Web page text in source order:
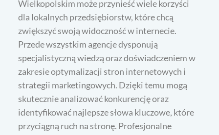
Wielkopolskim może przynieść wiele korzyści
dla lokalnych przedsiębiorstw, które chcą
zwiększyć swoją widoczność w internecie.
Przede wszystkim agencje dysponują
specjalistyczną wiedzą oraz doświadczeniem w
zakresie optymalizacji stron internetowych i
strategii marketingowych. Dzięki temu mogą
skutecznie analizować konkurencję oraz
identyfikować najlepsze słowa kluczowe, które
przyciągną ruch na stronę. Profesjonalne